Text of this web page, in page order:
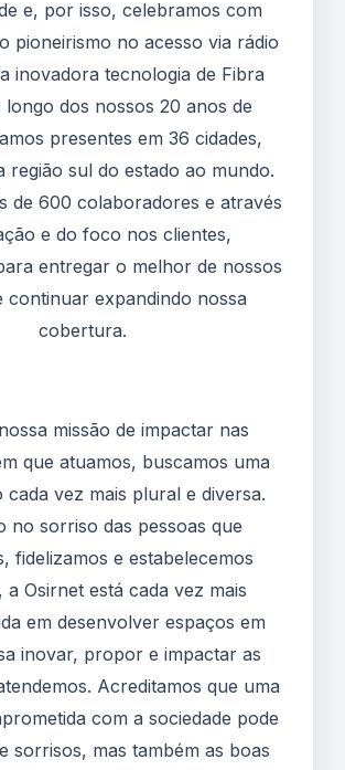
e, por isso, celebramos com
pioneirismo no acesso via rádio
inovadora tecnologia de Fibra
longo dos nossos 20 anos de
presentes em 36 cidades,
região sul do estado ao mundo.
de 600 colaboradores e através
e do foco nos clientes,
entregar o melhor de nossos
continuar expandindo nossa
cobertura.
missão de impactar nas
que atuamos, buscamos uma
cada vez mais plural e diversa.
no sorriso das pessoas que
fidelizamos e estabelecemos
a Osirnet está cada vez mais
em desenvolver espaços em
inovar, propor e impactar as
Acreditamos que uma
com a sociedade pode
sorrisos, mas também as boas